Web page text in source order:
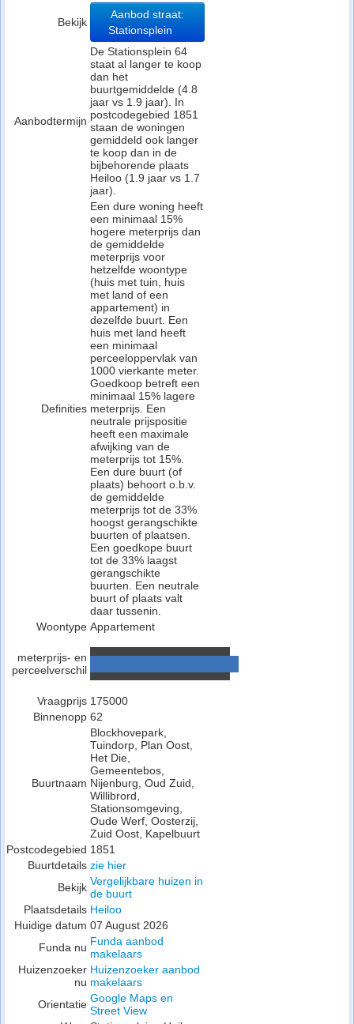
Bekijk
Aanbod straat:
Stationsplein
Aanbodtermijn
De Stationsplein 64
staat al langer te koop
dan het
buurtgemiddelde (4.8
jaar vs 1.9 jaar). In
postcodegebied 1851
staan de woningen
gemiddeld ook langer
te koop dan in de
bijbehorende plaats
Heiloo (1.9 jaar vs 1.7
jaar).
Definities
Een dure woning heeft
een minimaal 15%
hogere meterprijs dan
de gemiddelde
meterprijs voor
hetzelfde woontype
(huis met tuin, huis
met land of een
appartement) in
dezelfde buurt. Een
huis met land heeft
een minimaal
perceeloppervlak van
1000 vierkante meter.
Goedkoop betreft een
minimaal 15% lagere
meterprijs. Een
neutrale prijspositie
heeft een maximale
afwijking van de
meterprijs tot 15%.
Een dure buurt (of
plaats) behoort o.b.v.
de gemiddelde
meterprijs tot de 33%
hoogst gerangschikte
buurten of plaatsen.
Een goedkope buurt
tot de 33% laagst
gerangschikte
buurten. Een neutrale
buurt of plaats valt
daar tussenin.
Woontype Appartement
meterprijs- en
perceelverschil
Vraagprijs 175000
Binnenopp 62
Buurtnaam
Blockhovepark,
Tuindorp, Plan Oost,
Het Die,
Gemeentebos,
Nijenburg, Oud Zuid,
Willibrord,
Stationsomgeving,
Oude Werf, Oosterzij,
Zuid Oost, Kapelbuurt
Postcodegebied 1851
Buurtdetails zie hier
Bekijk Vergelijkbare huizen in
de buurt
Plaatsdetails Heiloo
Huidige datum 07 August 2026
Funda nu Funda aanbod
makelaars
Huizenzoeker
nu
Huizenzoeker aanbod
makelaars
Orientatie Google Maps en
Street View